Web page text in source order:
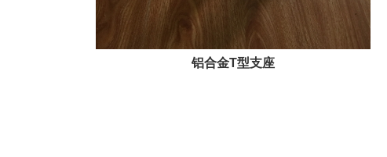
铝合金T型支座